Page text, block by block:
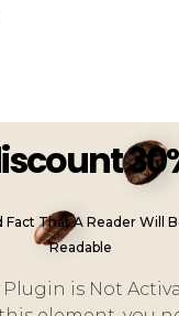
Fact That A Reader Will
Readable
is Not